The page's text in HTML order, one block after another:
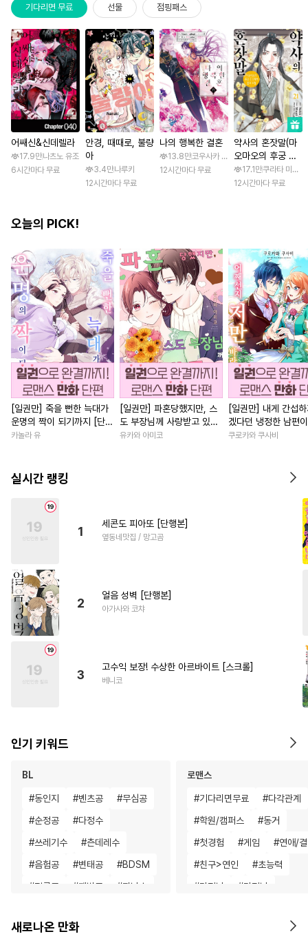
기다리면 무료 선물 점핑패스
어쌔신&신데렐라
17.9만나츠노 유조
6시간마다 무료
안경, 때때로, 불량
아
3.4만나루키
12시간마다 무료
나의 행복한 결혼
13.8만코우사카 리토 / 아기토기 아쿠미
12시간마다 무료
약사의 혼잣말(마
오마오의 후궁 수
수께끼 풀이수첩)
17.1만쿠라타 미노
12시간마다 무료
오늘의 PICK!
[일권만] 죽을 뻔한 늑대가
운명의 짝이 되기까지 [단행
본]
카놀라 유
[일권만] 파혼당했지만, 스
도 부장님께 사랑받고 있습
니다 [단행본]
유카와 아미코
[일권만] 내게 간섭
겠다던 냉정한 남편
선지 저만 바라봅니
쿠로카와 쿠사비
실시간 랭킹
1
세콘도 피아또 [단행본]
옆동네맛집 / 망고곰
2
얼음 성벽 [단행본]
아가사와 코챠
3
고수익 보장! 수상한 아르바이트 [스크롤]
베니코
인기 키워드
BL
#동인지 #벤츠공 #무심공
#순정공 #다정수
#쓰레기수 #츤데레수
#음험공 #변태공 #BDSM
#절륜공 #재벌공 #자낮수
#단정수 #인싸공
로맨스
#기다리면무료 #다각관계
#학원/캠퍼스 #동거
#첫경험 #게임 #연애/
#친구>연인 #초능력
#다정남 #다정남
새로나온 만화